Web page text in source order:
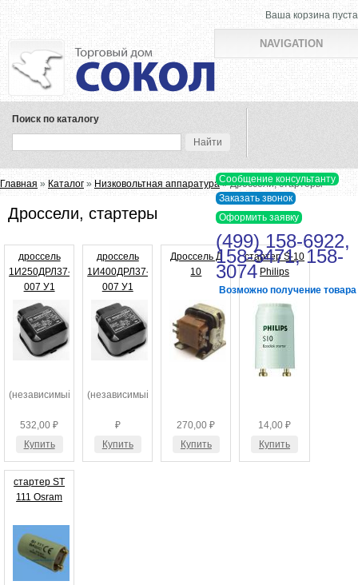
Ваша корзина пуста
NAVIGATION
Поиск по каталогу
(499) 158-6922,
158-3471, 158-
3074
Возможно получение товара
Вы здесь
Главная » Каталог»Низковольтная аппаратура» Дроссели, стартеры
Дроссели, стартеры
дроссель
1И250ДРЛ37-
007 У1
(независимый)
532,00 ₽
Купить
дроссель
1И400ДРЛ37-
007 У1
(независимый)
₽
Купить
Дроссель Д
10
270,00 ₽
Купить
стартер S-10
Philips
14,00 ₽
Купить
стартер ST
111 Osram